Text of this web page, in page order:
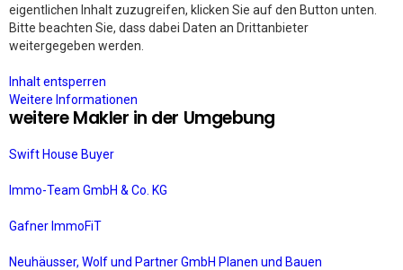
eigentlichen Inhalt zuzugreifen, klicken Sie auf den Button unten.
Bitte beachten Sie, dass dabei Daten an Drittanbieter
weitergegeben werden.
Inhalt entsperren
Weitere Informationen
weitere Makler in der Umgebung
Swift House Buyer
Immo-Team GmbH & Co. KG
Gafner ImmoFiT
Neuhäusser, Wolf und Partner GmbH Planen und Bauen